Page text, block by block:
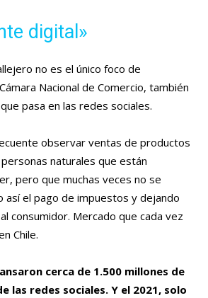
digital»
no es el único foco de
Nacional de Comercio, también
pasa en las redes sociales.
observar ventas de productos
naturales que están
pero que muchas veces no se
así el pago de impuestos y dejando
consumidor. Mercado que cada vez
Chile.
cerca de 1.500 millones de
las redes sociales. Y el 2021, solo